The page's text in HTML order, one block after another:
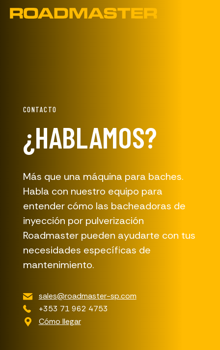
CONTACTO
¿HABLAMOS?
Más que una máquina para baches.
Habla con nuestro equipo para
entender cómo las bacheadoras de
inyección por pulverización
Roadmaster pueden ayudarte con tus
necesidades específicas de
mantenimiento.
sales@roadmaster-sp.com
+353 71 962 4753
Cómo llegar